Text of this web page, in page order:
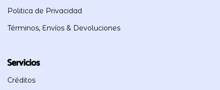
Politica de Privacidad
Términos, Envíos & Devoluciones
Servicios
Créditos